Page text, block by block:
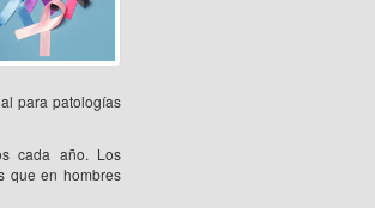
para patologías
cada año. Los
que en hombres